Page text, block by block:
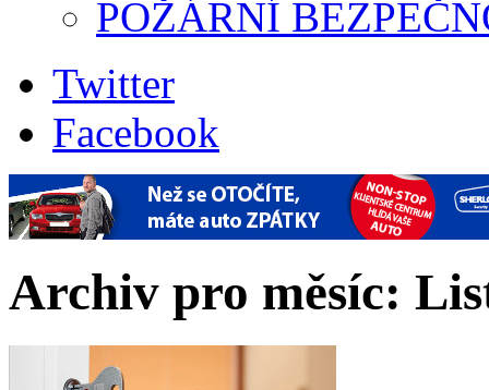
POŽÁRNÍ
Twitter
Facebook
Archiv pro měsíc: